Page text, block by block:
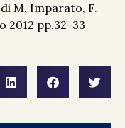
M. Imparato, F.
2012 pp.32-33